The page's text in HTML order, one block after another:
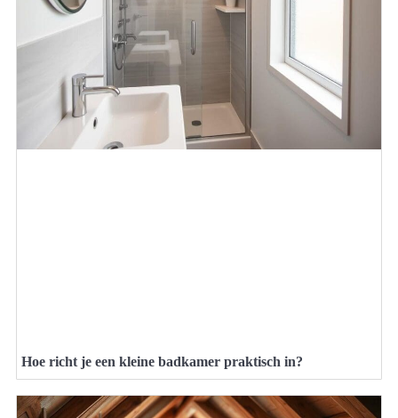
Hoe richt je een kleine badkamer praktisch in?